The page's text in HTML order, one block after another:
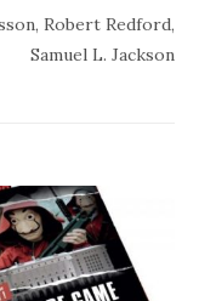
Robert Redford,
Samuel L. Jackson